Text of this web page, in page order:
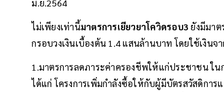
มิ.ย.2564
ไม่เพียงเท่านี้มาตรการเยียวยาโควิดรอบ3 ยังมีมา
กรอบวงเงินเบื้องต้น 1.4 แสนล้านบาท โดยใช้เงินจ
1.มาตรการลดภาระค่าครองชีพให้แก่ประชาชน ใ
ได้แก่ โครงการเพิ่มกำลังซื้อให้กับผู้มีบัตรสวัสดิกา